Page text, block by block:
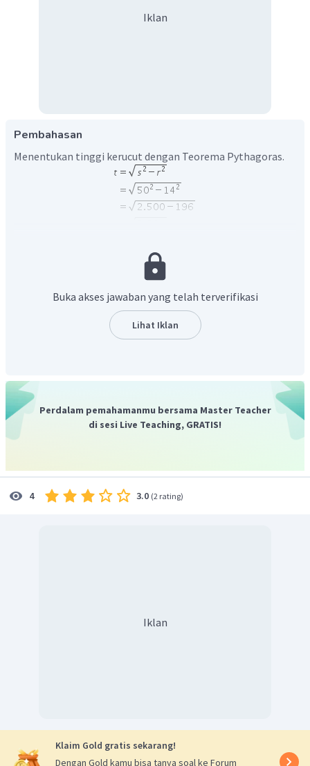
Iklan
Pembahasan
Menentukan tinggi kerucut dengan Teorema Pythagoras.
Jadi, jawaban yang tepat adalah D.
Buka akses jawaban yang telah terverifikasi
Lihat Iklan
Perdalam pemahamanmu bersama Master Teacher
di sesi Live Teaching, GRATIS!
4 3.0 (2 rating)
Iklan
Klaim Gold gratis sekarang!
Dengan Gold kamu bisa tanya soal ke Forum